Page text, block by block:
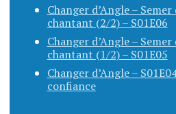
Changer d’Angle –
chantant (2/2) – S01E06
Changer d’Angle –
chantant (1/2) – S01E05
Changer d’Angle –
confiance